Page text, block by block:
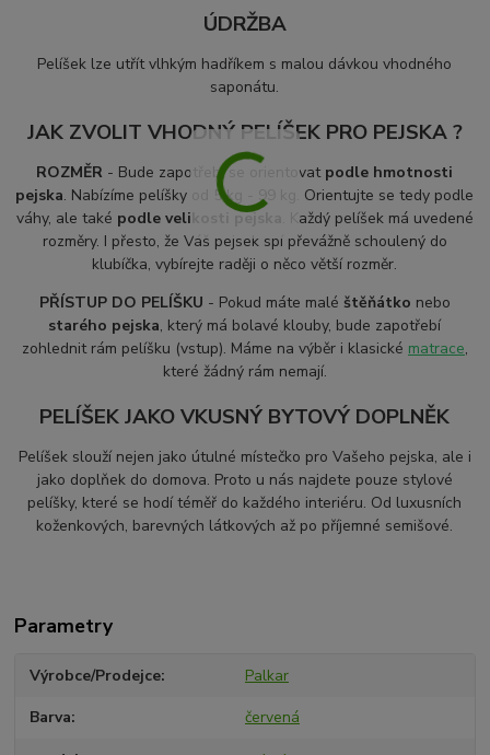
ÚDRŽBA
Pelíšek lze utřít vlhkým hadříkem s malou dávkou vhodného
saponátu.
JAK ZVOLIT VHODNÝ PELÍŠEK PRO PEJSKA ?
ROZMĚR - Bude zapotřebí se orientovat podle hmotnosti
pejska. Nabízíme pelíšky od 5 kg - 99 kg. Orientujte se tedy podle
váhy, ale také podle velikosti pejska
. Každý pelíšek má uvedené
rozměry. I přesto, že Váš pejsek spí převážně schoulený do
klubíčka, vybírejte raději o něco větší rozměr.
PŘÍSTUP DO PELÍŠKU - Pokud máte malé štěňátko nebo
starého pejska, který má bolavé klouby, bude zapotřebí
zohlednit rám pelíšku (vstup). Máme na výběr i klasické matrace,
které žádný rám nemají.
PELÍŠEK JAKO VKUSNÝ BYTOVÝ DOPLNĚK
Pelíšek slouží nejen jako útulné místečko pro Vašeho pejska, ale i
jako doplňek do domova. Proto u nás najdete pouze stylové
pelíšky, které se hodí téměř do každého interiéru. Od luxusních
koženkových, barevných látkových až po příjemné semišové.
Parametry
Výrobce/Prodejce Palkar
Barva červená